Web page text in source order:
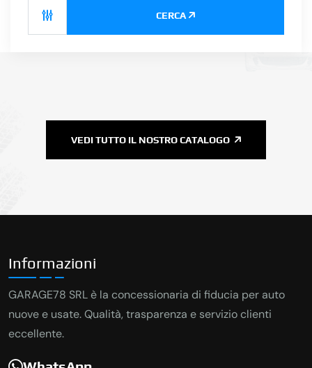
CERCA
VEDI TUTTO IL NOSTRO CATALOGO
Informazioni
GARAGE78 SRL è la concessionaria di fiducia per auto
nuove e usate. Qualità, trasparenza e servizio clienti
eccellente.